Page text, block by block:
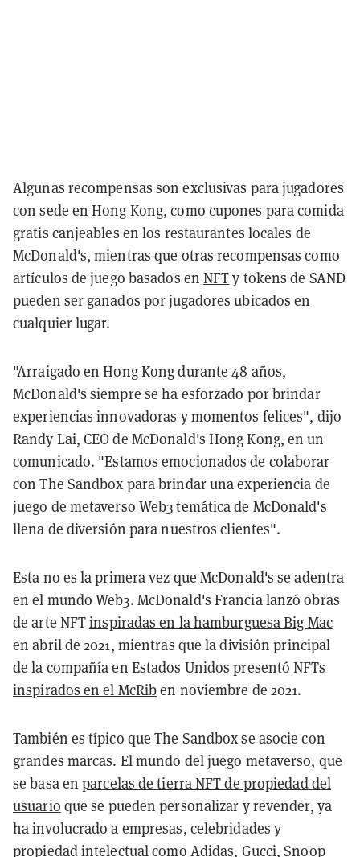
Algunas recompensas son exclusivas para jugadores
con sede en Hong Kong, como cupones para comida
gratis canjeables en los restaurantes locales de
McDonald's, mientras que otras recompensas como
artículos de juego basados enNFTy tokens de SAND
pueden ser ganados por jugadores ubicados en
cualquier lugar.
"Arraigado en Hong Kong durante 48 años,
McDonald's siempre se ha esforzado por brindar
experiencias innovadoras y momentos felices", dijo
Randy Lai, CEO de McDonald's Hong Kong, en un
comunicado. "Estamos emocionados de colaborar
con The Sandbox para brindar una experiencia de
juego de metaverso Web3temática de McDonald's
llena de diversión para nuestros clientes".
Esta no es la primera vez que McDonald's se adentra
en el mundo Web3. McDonald's Francia lanzó obras
de arte NFTinspiradas en la hamburguesa Big Mac
en abril de 2021, mientras que la división principal
de la compañía en Estados Unidospresentó NFTs
inspirados en el McRiben noviembre de 2021.
También es típico que The Sandbox se asocie con
grandes marcas. El mundo del juego metaverso, que
se basa enparcelas de tierra NFT de propiedad del
usuario que se pueden personalizar y revender, ya
ha involucrado a empresas, celebridades y
propiedad intelectual como Adidas, Gucci,Snoop